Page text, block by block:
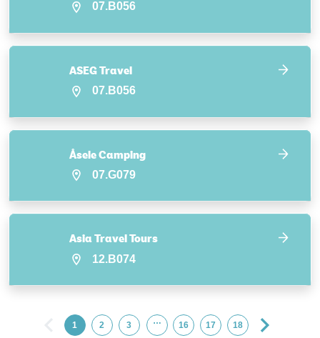
07.B056
ASEG Travel
07.B056
Åsele Camping
07.G079
Asia Travel Tours
12.B074
1 2 3 … 16 17 18